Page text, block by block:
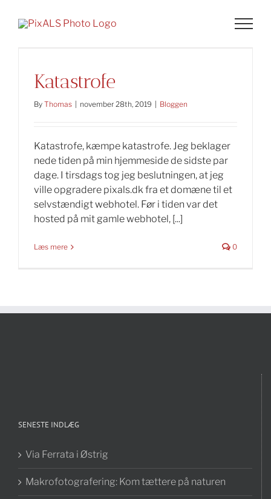
Katastrofe
By Thomas november 28th, 2019 Bloggen
Katastrofe, kæmpe katastrofe. Jeg beklager
nede tiden på min hjemmeside de sidste par
dage. I tirsdags tog jeg beslutningen, at jeg
ville opgradere pixals.dk fra et domæne til et
selvstændigt webhotel. Før i tiden var det
hosted på mit gamle webhotel, [...]
Læs mere 0
SENESTE INDLÆG
Via Ferrata i Østrig
Makrofotografering: Kom tættere på naturen